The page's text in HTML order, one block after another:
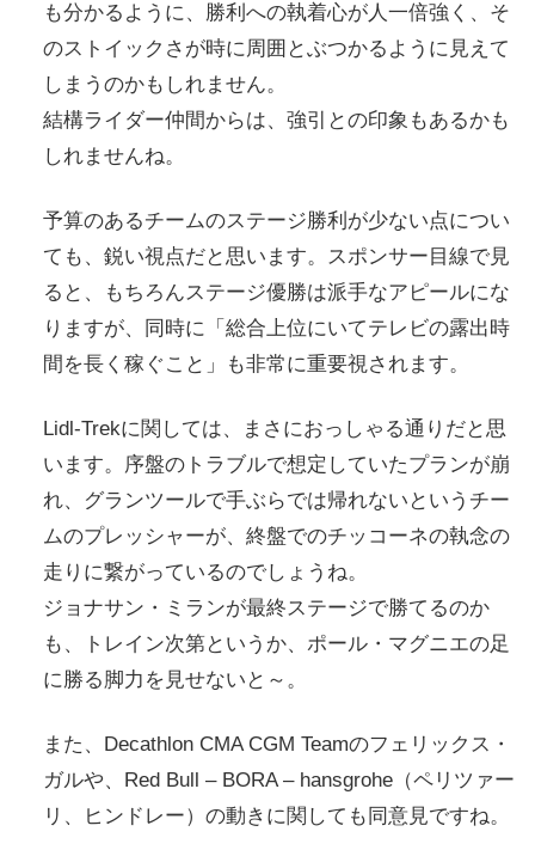
も分かるように、勝利への執着心が人一倍強く、そ
のストイックさが時に周囲とぶつかるように見えて
しまうのかもしれません。
結構ライダー仲間からは、強引との印象もあるかも
しれませんね。
予算のあるチームのステージ勝利が少ない点につい
ても、鋭い視点だと思います。スポンサー目線で見
ると、もちろんステージ優勝は派手なアピールにな
りますが、同時に「総合上位にいてテレビの露出時
間を長く稼ぐこと」も非常に重要視されます。
Lidl-Trekに関しては、まさにおっしゃる通りだと思
います。序盤のトラブルで想定していたプランが崩
れ、グランツールで手ぶらでは帰れないというチー
ムのプレッシャーが、終盤でのチッコーネの執念の
走りに繋がっているのでしょうね。
ジョナサン・ミランが最終ステージで勝てるのか
も、トレイン次第というか、ポール・マグニエの足
に勝る脚力を見せないと～。
また、Decathlon CMA CGM Teamのフェリックス・
ガルや、Red Bull – BORA – hansgrohe（ペリツァー
リ、ヒンドレー）の動きに関しても同意見ですね。